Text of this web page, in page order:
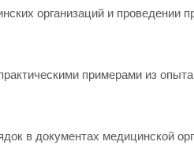
организаций и проведении
примерами из
в документах медицинской